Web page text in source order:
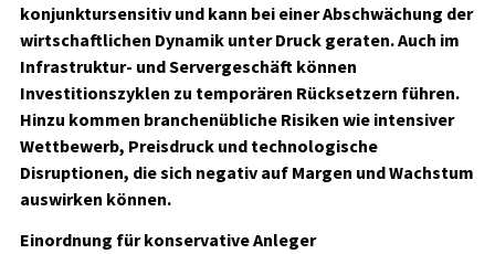
konjunktursensitiv und kann bei einer Abschwächung der
wirtschaftlichen Dynamik unter Druck geraten. Auch im
Infrastruktur- und Servergeschäft können
Investitionszyklen zu temporären Rücksetzern führen.
Hinzu kommen branchenübliche Risiken wie intensiver
Wettbewerb, Preisdruck und technologische
Disruptionen, die sich negativ auf Margen und Wachstum
auswirken können.
Einordnung für konservative Anleger